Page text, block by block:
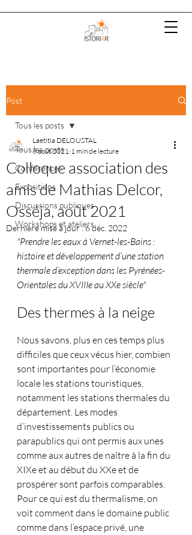
Post
Tous les posts
Conférences
Expositions
Discussions publiques
Workshops et ateliers
Tous les posts
Colloque association des
amis de Mathias Delcor,
Osséja, août 2021
Laetitia DELOUSTAL
8 août 2021 1 min de lecture
Dernière mise à jour :6 déc. 2022
"Prendre les eaux à Vernet-les-Bains :
histoire et développement d’une station
thermale d’exception dans les Pyrénées-
Orientales du XVIIIe au XXe siècle"
Des thermes à la neige
Nous savons, plus en ces temps plus
difficiles que ceux vécus hier, combien
sont importantes pour l’économie
locale les stations touristiques,
notamment les stations thermales du
département. Les modes
d’investissements publics ou
parapublics qui ont permis aux unes
comme aux autres de naître à la fin du
XIXe et au début du XXe et de
prospérer sont parfois comparables.
Pour ce qui est du thermalisme, on
voit comment dans le domaine public
comme dans l’espace privé, une